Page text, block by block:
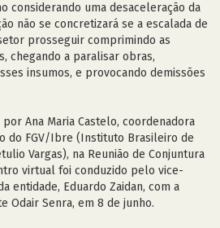
considerando uma desaceleração da
não se concretizará se a escalada de
prosseguir comprimindo as
chegando a paralisar obras,
insumos, e provocando demissões
Ana Maria Castelo, coordenadora
do FGV/Ibre (Instituto Brasileiro de
Vargas), na Reunião de Conjuntura
virtual foi conduzido pelo vice-
entidade, Eduardo Zaidan, com a
Odair Senra, em 8 de junho.